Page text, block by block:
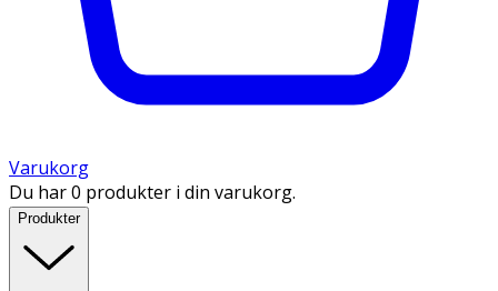
Varukorg
Du har 0 produkter i din varukorg.
Produkter